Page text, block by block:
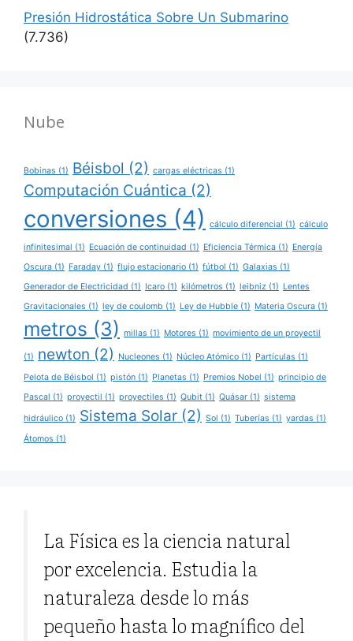
Presión Hidrostática Sobre Un Submarino
(7.736)
Nube
Bobinas (1) Béisbol (2) cargas eléctricas (1)
Computación Cuántica (2)
conversiones (4) cálculo diferencial (1) cálculo
infinitesimal (1) Ecuación de continuidad (1) Eficiencia Térmica (1) Energía
Oscura (1) Faraday (1) flujo estacionario (1) fútbol (1) Galaxias (1)
Generador de Electricidad (1) Icaro (1) kilómetros (1) leibniz (1) Lentes
Gravitacionales (1) ley de coulomb (1) Ley de Hubble (1) Materia Oscura (1)
metros (3) millas (1) Motores (1) movimiento de un proyectil
(1) newton (2) Nucleones (1) Núcleo Atómico (1) Partículas (1)
Pelota de Béisbol (1) pistón (1) Planetas (1) Premios Nobel (1) principio de
Pascal (1) proyectil (1) proyectiles (1) Qubit (1) Quásar (1) sistema
hidráulico (1) Sistema Solar (2) Sol (1) Tuberías (1) yardas (1)
Átomos (1)
La Física es la ciencia natural
por excelencia. Estudia la
naturaleza desde lo más
pequeño hasta lo magnífico del